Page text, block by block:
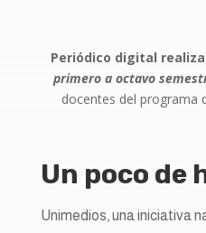
Periódico digital
primero a octavo
docentes del programa
Un poco de
Unimedios, una iniciativa